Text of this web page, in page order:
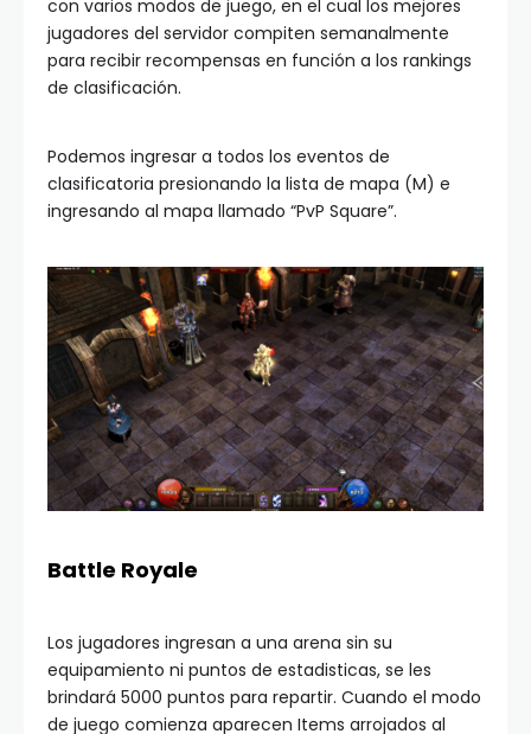
con varios modos de juego, en el cual los mejores
jugadores del servidor compiten semanalmente
para recibir recompensas en función a los rankings
de clasificación.
Podemos ingresar a todos los eventos de
clasificatoria presionando la lista de mapa (M) e
ingresando al mapa llamado “PvP Square”.
Battle Royale
Los jugadores ingresan a una arena sin su
equipamiento ni puntos de estadisticas, se les
brindará 5000 puntos para repartir. Cuando el modo
de juego comienza aparecen Items arrojados al